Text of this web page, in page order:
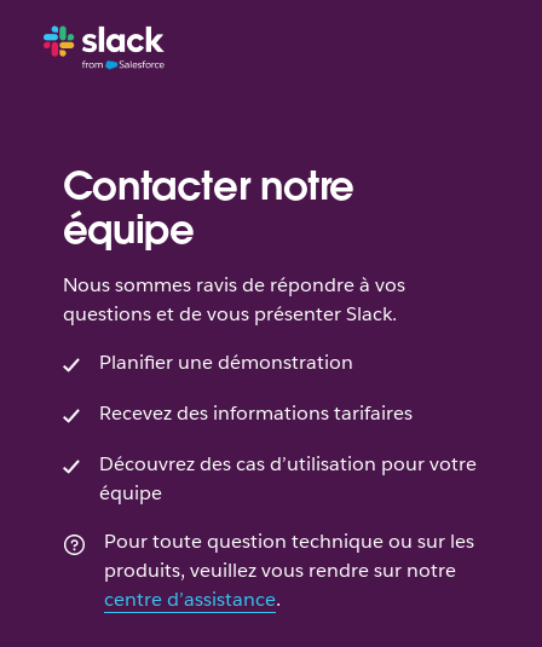
Contacter notre
équipe
Nous sommes ravis de répondre à vos
questions et de vous présenter Slack.
Planifier une démonstration
Recevez des informations tarifaires
Découvrez des cas d’utilisation pour votre
équipe
Pour toute question technique ou sur les
produits, veuillez vous rendre sur notre
centre d’assistance.